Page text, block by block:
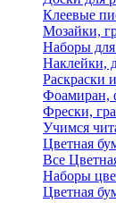
Клеевые
Мозайки,
Наборы
Наклейки,
Раскраски
Фоамиран,
Фрески,
Учимся
Цветная
Все
Наборы
Цветная